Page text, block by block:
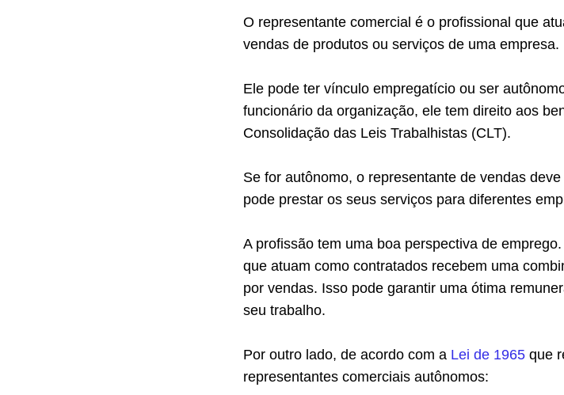
O representante comercial é o profissional que
vendas de produtos ou serviços de uma empresa.
Ele pode ter vínculo empregatício ou ser
funcionário da organização, ele tem direito aos
Consolidação das Leis Trabalhistas (CLT).
Se for autônomo, o representante de vendas
pode prestar os seus serviços para diferentes
A profissão tem uma boa perspectiva de
que atuam como contratados recebem uma
por vendas. Isso pode garantir uma ótima
seu trabalho.
Por outro lado, de acordo com a Lei de 1965 que
representantes comerciais autônomos: